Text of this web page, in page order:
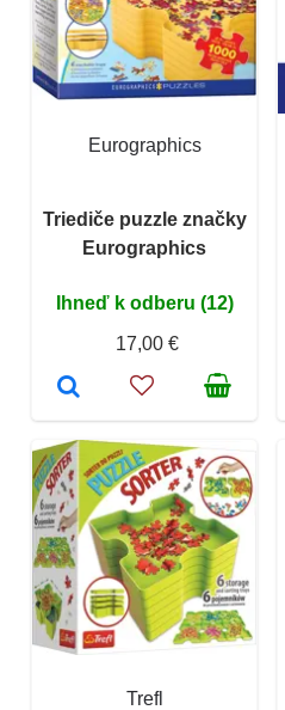
Eurographics
Triediče puzzle značky
Eurographics
Ihneď k odberu (12)
17,00 €
Trefl